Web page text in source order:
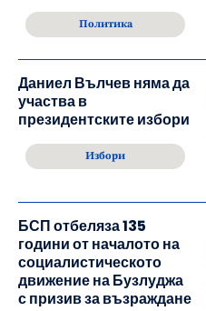
Политика
Даниел Вълчев няма да
участва в
президентските избори
Избори
БСП отбеляза 135
години от началото на
социалистическото
движение на Бузлуджа
с призив за възраждане